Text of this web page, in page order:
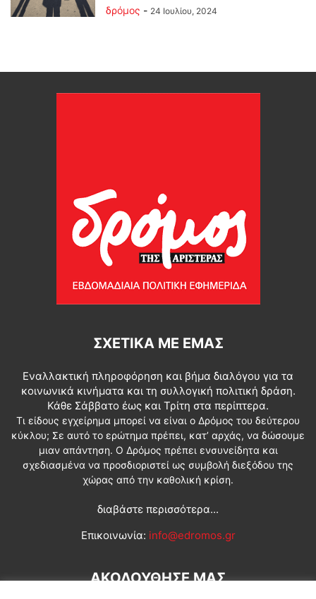
δρόμος - 24 Ιουλίου, 2024
ΣΧΕΤΙΚΆ ΜΕ ΕΜΆΣ
Εναλλακτική πληροφόρηση και βήμα διαλόγου για τα
κοινωνικά κινήματα και τη συλλογική πολιτική δράση.
Κάθε Σάββατο έως και Τρίτη στα περίπτερα.
Τι είδους εγχείρημα μπορεί να είναι ο Δρόμος του δεύτερου
κύκλου; Σε αυτό το ερώτημα πρέπει, κατ’ αρχάς, να δώσουμε
μιαν απάντηση. Ο Δρόμος πρέπει ενσυνείδητα και
σχεδιασμένα να προσδιοριστεί ως συμβολή διεξόδου της
χώρας από την καθολική κρίση.
διαβάστε περισσότερα...
Επικοινωνία: info@edromos.gr
ΑΚΟΛΟΥΘΗΣΕ ΜΑΣ